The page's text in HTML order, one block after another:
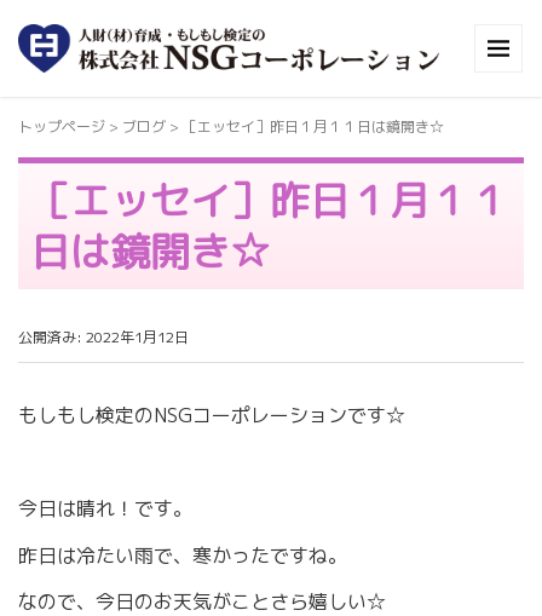
トップページ > ブログ > ［エッセイ］昨日１月１１日は鏡開き☆
［エッセイ］昨日１月１１
日は鏡開き☆
公開済み: 2022年1月12日
もしもし検定のNSGコーポレーションです☆
今日は晴れ！です。
昨日は冷たい雨で、寒かったですね。
なので、今日のお天気がことさら嬉しい☆